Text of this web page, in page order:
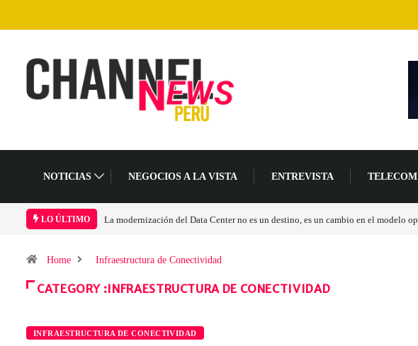
NOTICIAS NEGOCIOS A LA VISTA ENTREVISTA TELECOM
LO ÚLTIMO Los ingresos por semiconductores aumentarán más de un 94 % en 2026
Home Infraestructura de Conectividad
CATEGORY :INFRAESTRUCTURA DE CONECTIVIDAD
INFRAESTRUCTURA DE CONECTIVIDAD